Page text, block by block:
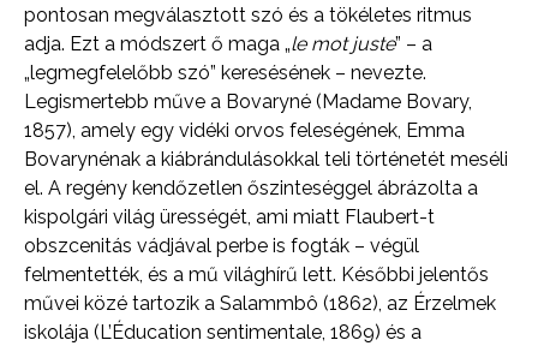
pontosan megválasztott szó és a tökéletes ritmus
adja. Ezt a módszert ő maga „le mot juste” – a
„legmegfelelőbb szó” keresésének – nevezte.
Legismertebb műve a Bovaryné (Madame Bovary,
1857), amely egy vidéki orvos feleségének, Emma
Bovarynénak a kiábrándulásokkal teli történetét meséli
el. A regény kendőzetlen őszinteséggel ábrázolta a
kispolgári világ ürességét, ami miatt Flaubert-t
obszcenitás vádjával perbe is fogták – végül
felmentették, és a mű világhírű lett. Későbbi jelentős
művei közé tartozik a Salammbô (1862), az Érzelmek
iskolája (L’Éducation sentimentale, 1869) és a